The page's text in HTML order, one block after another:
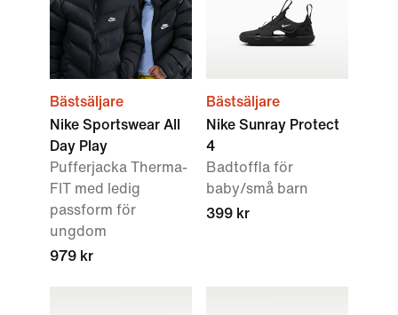
Bästsäljare
Nike Sportswear All
Day Play
Pufferjacka Therma-
FIT med ledig
passform för
ungdom
979 kr
Bästsäljare
Nike Sunray Protect
4
Badtoffla för
baby/små barn
399 kr